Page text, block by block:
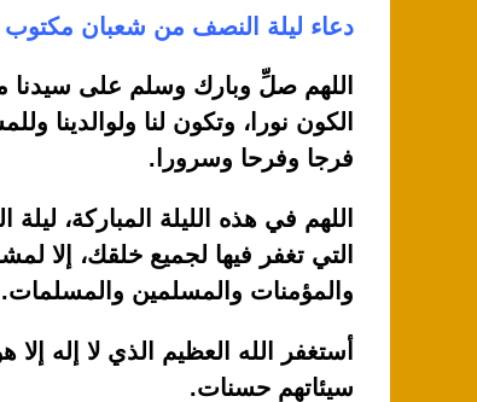
دعاء ليلة النصف من شعبان مكتوب
اللهم صلِّ وبارك وسلم على سيدنا
الكون نورا، وتكون لنا ولوالدينا
فرجا وفرحا وسرورا.
اللهم في هذه الليلة المباركة،
التي تغفر فيها لجميع خلقك، إلا
والمؤمنات والمسلمين والمسلمات.
أستغفر الله العظيم الذي لا إله
سيئاتهم حسنات.